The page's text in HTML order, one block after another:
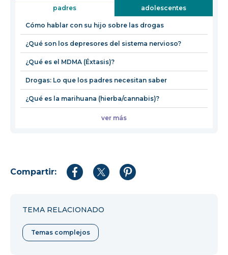
una
nueva
ventana
padres adolescentes
Cómo hablar con su hijo sobre las drogas
¿Qué son los depresores del sistema nervioso?
¿Qué es el MDMA (Éxtasis)?
Drogas: Lo que los padres necesitan saber
¿Qué es la marihuana (hierba/cannabis)?
ver más
Compartir:
CompartirCompartirCompartir
TEMA RELACIONADO
Temas complejos